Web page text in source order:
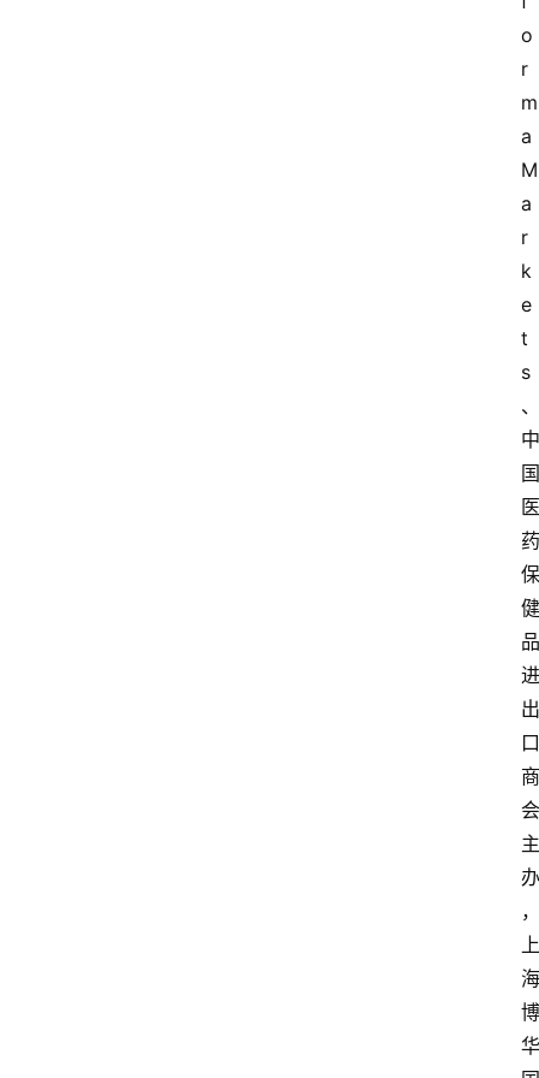
o
r
m
a
M
a
r
k
e
t
s
、
中
国
医
药
保
健
品
进
出
口
商
会
主
办
，
上
海
博
华